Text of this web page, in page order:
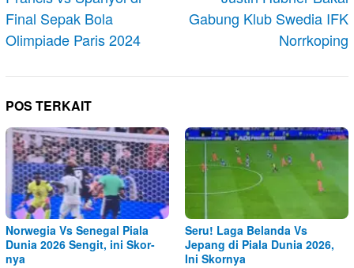
Final Sepak Bola
Olimpiade Paris 2024
Gabung Klub Swedia IFK
Norrkoping
POS TERKAIT
Norwegia Vs Senegal Piala
Dunia 2026 Sengit, ini Skor-
nya
Seru! Laga Belanda Vs
Jepang di Piala Dunia 2026,
Ini Skornya